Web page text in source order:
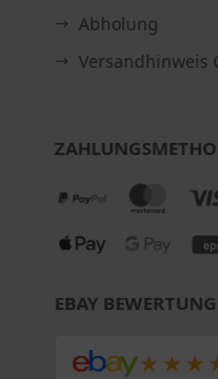
Abholung
Versandhinweis
EBAY